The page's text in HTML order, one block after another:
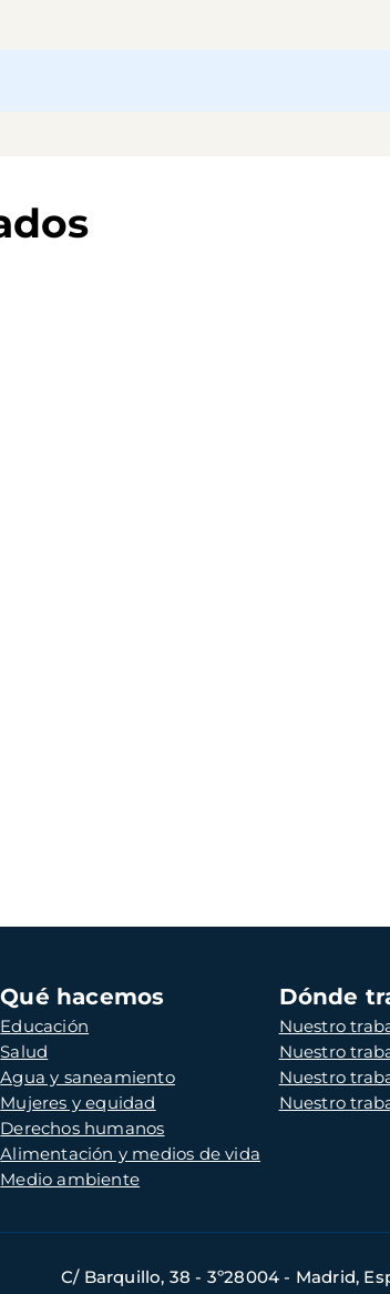
Qué hacemos
Educación
Salud
Agua y saneamiento
Mujeres y equidad
Derechos humanos
Alimentación y medios de vida
Medio ambiente
Dónde
Nuestro
Nuestro
Nuestro
Nuestro
C/ Barquillo, 38 - 3º28004 - Madrid,